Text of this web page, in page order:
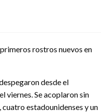
rostros nuevos en
desde el
viernes. Se acoplaron sin
estadounidenses y un